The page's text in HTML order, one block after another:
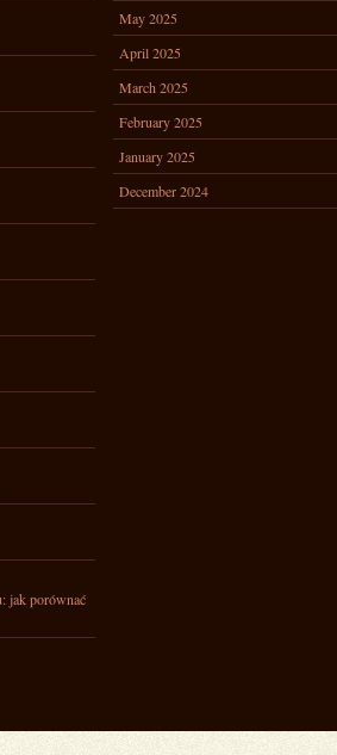
jak porównać
May 2025
April 2025
March 2025
February 2025
January 2025
December 2024